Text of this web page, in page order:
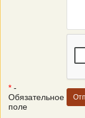
* -
Обязательное
поле